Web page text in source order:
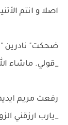
اصلا و انتم
ضحكت" نادرين
_قولي. ماشاء
رفعت مريم
_يارب ارزقني